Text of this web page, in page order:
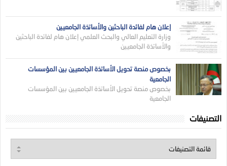
إعلان هام لفائدة الباحثين والأساتذة الجامعيين
وزارة التعليم العالي والبحث العلمي إعلان هام لفائدة الباحثين
والأساتذة الجامعيين
بخصوص منصة تحويل الأساتذة الجامعيين بين المؤسسات
الجامعية
بخصوص منصة تحويل الأساتذة الجامعيين بين المؤسسات
الجامعية
التصنيفات